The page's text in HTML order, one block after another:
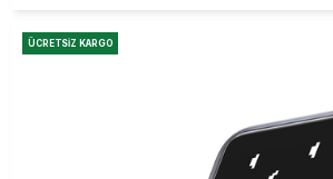
ÜCRETSIZ KARGO